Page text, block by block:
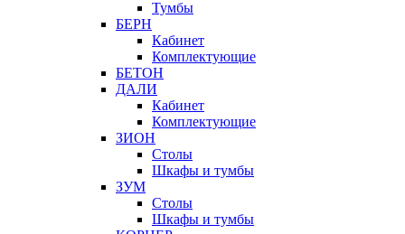
Тумбы
БЕРН
Кабинет
Комплектующие
БЕТОН
ДАЛИ
Кабинет
Комплектующие
ЗИОН
Столы
Шкафы и тумбы
ЗУМ
Столы
Шкафы и тумбы